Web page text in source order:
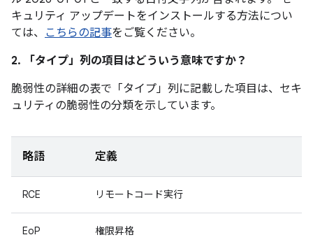
キュリティ アップデートをインストールする方法につい
ては、 こちらの記事をご覧ください。
2. 「タイプ」 列の項目はどういう意味ですか？
脆弱性の詳細の表で「タイプ」 列に記載した項目は、セキ
ュリティの脆弱性の分類を示しています。
略語 定義
RCE リモートコード実行
EoP 権限昇格